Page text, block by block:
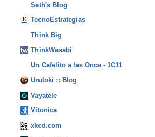
Seth's Blog
TecnoEstrategias
Think Big
ThinkWasabi
Un Cafelito a las Once - 1C11
Uruloki :: Blog
Vayatele
Vitonica
xkcd.com